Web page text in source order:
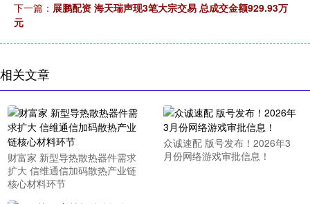
下一篇： 展鹏配资 海天瑞声现3笔大宗交易 总成交金额929.93万
元
相关文章
财富家 新型导热散热器件需求
扩大 信维通信加码散热产业链
核心材料环节
众诚速配 版号发布！2026年3
月份网络游戏审批信息！